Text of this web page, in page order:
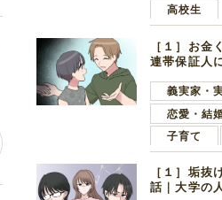
高校生
［１］お金
連帯保証人
言ってきた
義実家・
恋愛・結
子育て
［１］垢抜
話｜大学の